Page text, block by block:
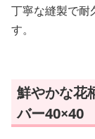
丁寧な縫製で耐
す。
鮮やかな花
バー40×40